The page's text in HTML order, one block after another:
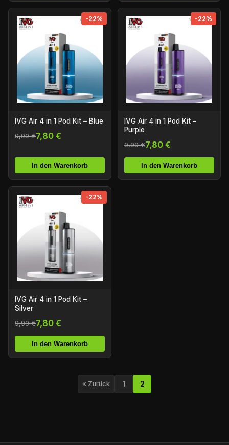
-22%
IVG Air 4 in 1 Pod Kit – Blue
9,99 €7,80 €
In den Warenkorb
-22%
IVG Air 4 in 1 Pod Kit –
Purple
9,99 €7,80 €
In den Warenkorb
-22%
IVG Air 4 in 1 Pod Kit –
Silver
9,99 €7,80 €
In den Warenkorb
« Zurück 1 2